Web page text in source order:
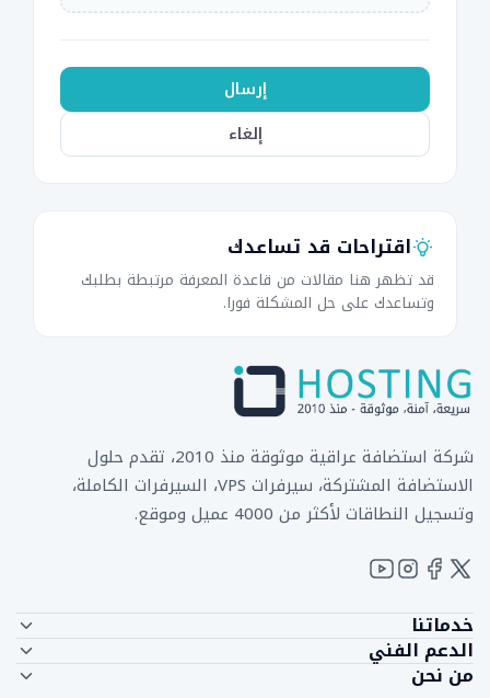
إرسال
إلغاء
اقتراحات قد تساعدك
قد تظهر هنا مقالات من قاعدة المعرفة مرتبطة بطلبك
وتساعدك على حل المشكلة فورا.
شركة استضافة عراقية موثوقة منذ 2010، تقدم حلول
الاستضافة المشتركة، سيرفرات VPS، السيرفرات الكاملة،
وتسجيل النطاقات لأكثر من 4000 عميل وموقع.
خدماتنا
الاستضافة المشتركة
استضافة الريسلر
الدعم الفني
اتصل بنا
من نحن